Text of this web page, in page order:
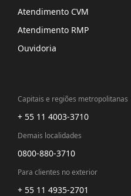
Atendimento CVM
Atendimento RMP
Ouvidoria
Capitais e regiões metropolitanas
+ 55 11 4003-3710
Demais localidades
0800-880-3710
Para clientes no exterior
+ 55 11 4935-2701